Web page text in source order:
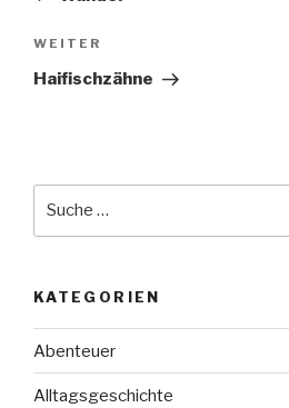
Nächster
Beitrag
WEITER
Haifischzähne
KATEGORIEN
Abenteuer
Alltagsgeschichte